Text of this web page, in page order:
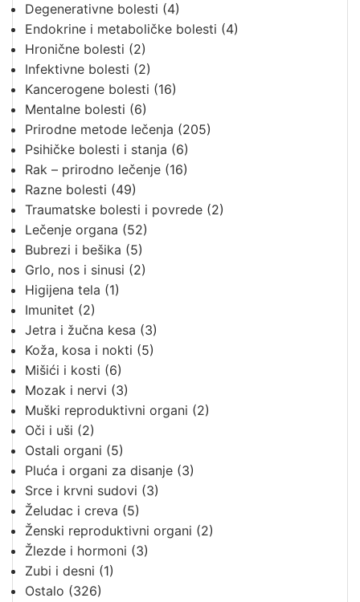
Degenerativne bolesti (4)
Endokrine i metaboličke bolesti (4)
Hronične bolesti (2)
Infektivne bolesti (2)
Kancerogene bolesti (16)
Mentalne bolesti (6)
Prirodne metode lečenja (205)
Psihičke bolesti i stanja (6)
Rak – prirodno lečenje (16)
Razne bolesti (49)
Traumatske bolesti i povrede (2)
Lečenje organa (52)
Bubrezi i bešika (5)
Grlo, nos i sinusi (2)
Higijena tela (1)
Imunitet (2)
Jetra i žučna kesa (3)
Koža, kosa i nokti (5)
Mišići i kosti (6)
Mozak i nervi (3)
Muški reproduktivni organi (2)
Oči i uši (2)
Ostali organi (5)
Pluća i organi za disanje (3)
Srce i krvni sudovi (3)
Želudac i creva (5)
Ženski reproduktivni organi (2)
Žlezde i hormoni (3)
Zubi i desni (1)
Ostalo (326)